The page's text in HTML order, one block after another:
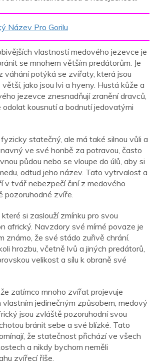
Název Pro Gorilu
vlastností medového jezevce je
se mnohem větším predátorům. Je
váhání potýká se zvířaty, která jsou
jako jsou lvi a hyeny. Hustá kůže a
jezevce znesnadňují zranění dravců,
odolat kousnutí a bodnutí jedovatými
statečný, ale má také silnou vůli a
ve své honbě za potravou, často
půdou nebo se vloupe do úlů, aby si
odtud jeho název. Tato vytrvalost a
v tvář nebezpečí činí z medového
pozoruhodné zvíře.
si zaslouží zmínku pro svou
africký. Navzdory své mírné povaze je
známo, že své stádo zuřivě chrání.
hrozbu, včetně lvů a jiných predátorů,
velikost a sílu k obraně své
zatímco mnoho zvířat projevuje
jedinečným způsobem, medový
jsou zvláště pozoruhodní svou
bránit sebe a své blízké. Tato
že statečnost přichází ve všech
a nikdy bychom neměli
zvířecí říše.